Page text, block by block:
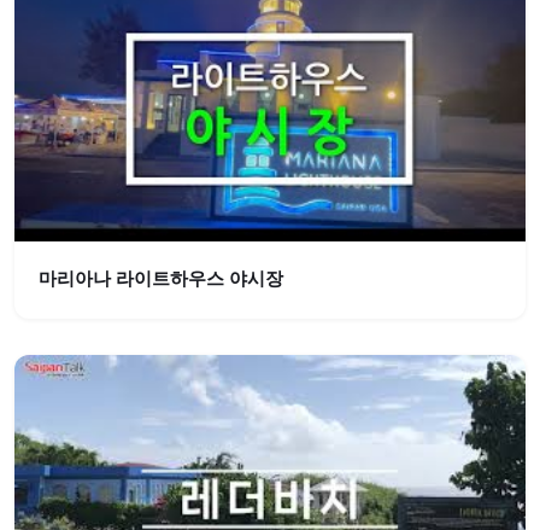
마리아나 라이트하우스 야시장